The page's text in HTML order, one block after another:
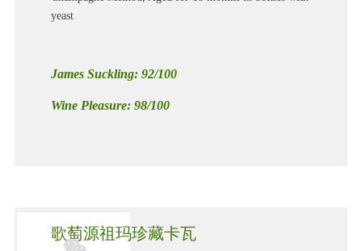
yeast
James Suckling: 92/100
Wine Pleasure: 98/100
歌萄源祖玛珍藏卡瓦